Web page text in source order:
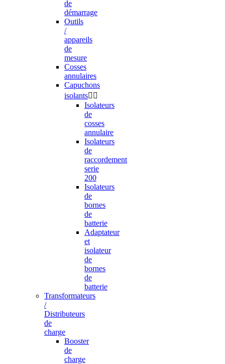
de
démarrage
Outils
/
appareils
de
mesure
Cosses
annulaires
Capuchons
isolants 
Isolateurs
de
cosses
annulaire
Isolateurs
de
raccordement
serie
200
Isolateurs
de
bornes
de
batterie
Adaptateur
et
isolateur
de
bornes
de
batterie
Transformateurs
/
Distributeurs
de
charge
Booster
de
charge